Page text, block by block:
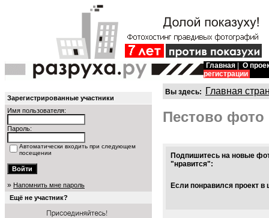
Главная
О
регистрации
Зарегистрированные участники
Имя пользователя:
Пароль:
Автоматически входить при следующем
посещении
» Напомнить мне пароль
Ещё не участник?
Вы здесь: Главная
Пестово фото
Подпишитесь на новые
"нравится":
Если понравился проект